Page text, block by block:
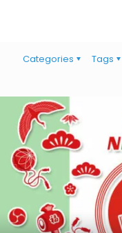
Categories Tags